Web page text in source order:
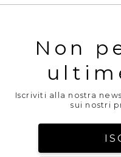
Non
Iscriviti alla nostra
sui nostri